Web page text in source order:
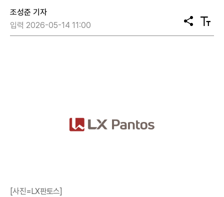
조성준 기자
입력 2026-05-14 11:00
공
유
텍
스
[사진=LX판토스]